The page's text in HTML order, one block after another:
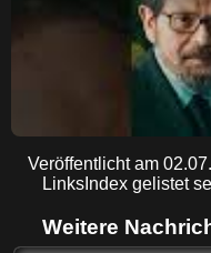
Veröffentlicht am
LinksIndex gelistet
Weitere